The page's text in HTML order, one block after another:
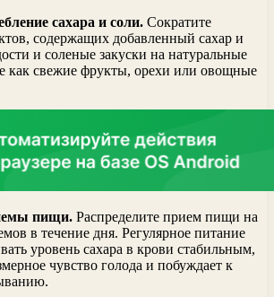
сахара и соли. Сократите
содержащих добавленный сахар и
и соленые закуски на натуральные
как свежие фрукты, орехи или овощные
пищи. Распределите прием пищи на
в течение дня. Регулярное питание
уровень сахара в крови стабильным,
чувство голода и побуждает к